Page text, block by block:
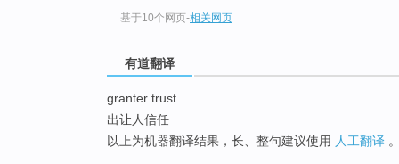
基于10个网页-相关网页
有道翻译
granter trust
出让人信任
以上为机器翻译结果，长、整句建议使用 人工翻译